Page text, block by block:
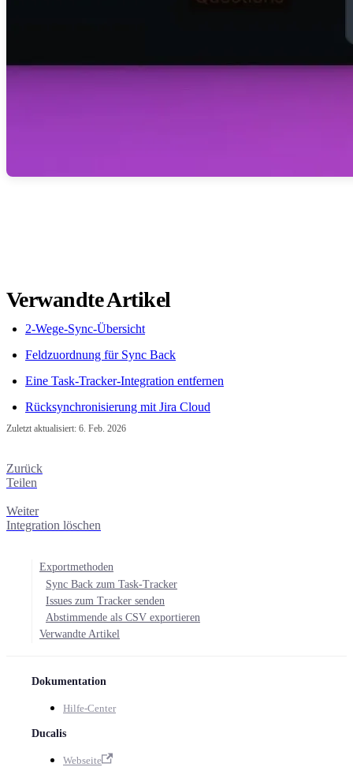
Verwandte Artikel
2-Wege-Sync-Übersicht
Feldzuordnung für Sync Back
Eine Task-Tracker-Integration entfernen
Rücksynchronisierung mit Jira Cloud
Zuletzt aktualisiert: 6. Feb. 2026
Zurück
Teilen
Weiter
Integration löschen
Exportmethoden
Sync Back zum Task-Tracker
Issues zum Tracker senden
Abstimmende als CSV exportieren
Verwandte Artikel
Dokumentation
Hilfe-Center
Ducalis
Webseite